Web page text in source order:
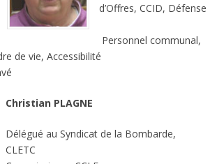
d’Offres, CCID, Défense
Personnel communal,
de vie, Accessibilité
Christian PLAGNE
Délégué au Syndicat de la Bombarde,
CLETC